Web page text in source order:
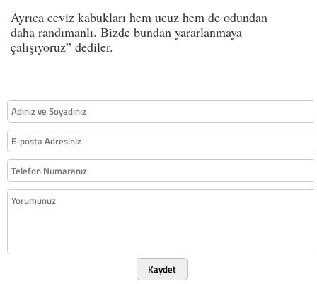
Ayrıca ceviz kabukları hem ucuz hem de odundan
daha randımanlı. Bizde bundan yararlanmaya
çalışıyoruz” dediler.
Kaydet